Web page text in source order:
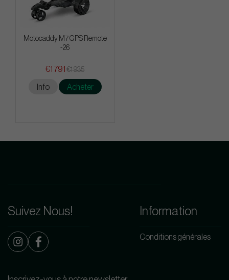
Motocaddy M7 GPS Remote
-26
€1 791 €1 935
Info Acheter
Suivez Nous! Information
Conditions générales